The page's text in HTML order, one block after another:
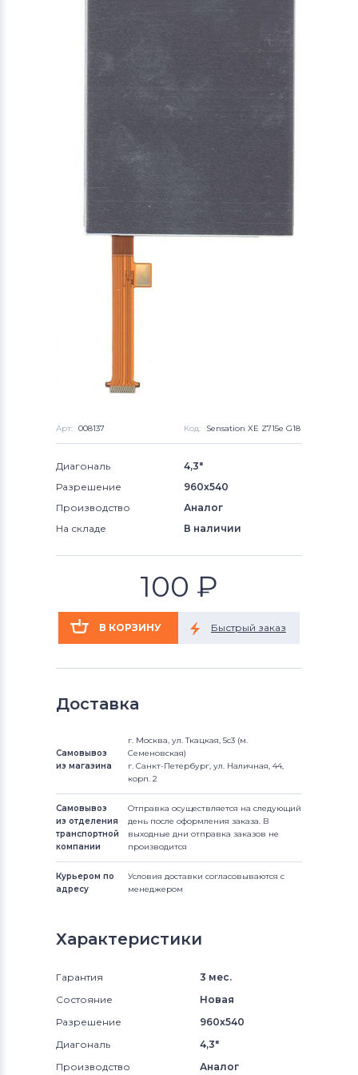
Арт: 008137 Код: Sensation XE Z715e G18
Диагональ
4,3"
Разрешение
960x540
Производство
Аналог
На складе
В наличии
100 ₽
Доставка
Самовывоз
из магазина
г. Москва, ул. Ткацкая, 5с3 (м.
Семеновская)
г. Санкт-Петербург, ул. Наличная, 44,
корп. 2
Самовывоз
из отделения
транспортной
компании
Отправка осуществляется на следующий
день после оформления заказа. В
выходные дни отправка заказов не
производится
Курьером по
адресу
Условия доставки согласовываются с
менеджером
Характеристики
Гарантия
3 мес.
Состояние
Новая
Разрешение
960x540
Диагональ
4,3"
Производство
Аналог